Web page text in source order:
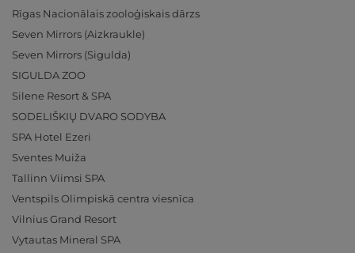
Rīgas Nacionālais zooloģiskais dārzs
Seven Mirrors (Aizkraukle)
Seven Mirrors (Sigulda)
SIGULDA ZOO
Silene Resort & SPA
SODELIŠKIŲ DVARO SODYBA
SPA Hotel Ezeri
Sventes Muiža
Tallinn Viimsi SPA
Ventspils Olimpiskā centra viesnīca
Vilnius Grand Resort
Vytautas Mineral SPA